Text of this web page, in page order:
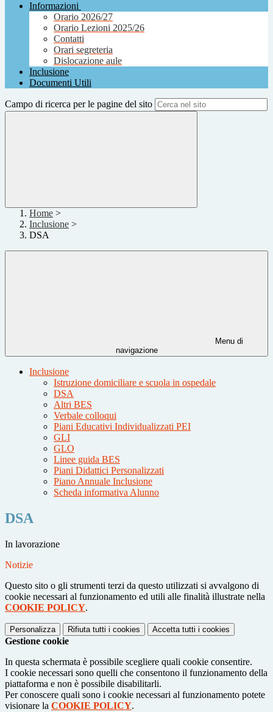
Informazioni
Orario 2026/27
Orario Lezioni 2025/26
Contatti
Orari segreteria
Dislocazione aule
Inclusione
Documenti Utili
Campo di ricerca per le pagine del sito
Home >
Inclusione >
DSA
Menu di
navigazione
Inclusione
Istruzione domiciliare e scuola in ospedale
DSA
Altri BES
Verbale colloqui
Piani Educativi Individualizzati PEI
GLI
GLO
Linee guida BES
Piani Didattici Personalizzati
Piano Annuale Inclusione
Scheda informativa Alunno
DSA
In lavorazione
Notizie
Questo sito o gli strumenti terzi da questo utilizzati si avvalgono di
cookie necessari al funzionamento ed utili alle finalità illustrate nella
COOKIE POLICY.
Personalizza Rifiuta tutti i cookies Accetta tutti i cookies
Gestione cookie
In questa schermata è possibile scegliere quali cookie consentire.
I cookie necessari sono quelli che consentono il funzionamento della
piattaforma e non è possibile disabilitarli.
Per conoscere quali sono i cookie necessari al funzionamento potete
visionare la COOKIE POLICY.